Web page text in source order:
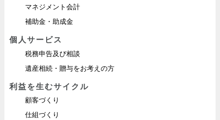
マネジメント会計
補助金・助成金
個人サービス
税務申告及び相談
遺産相続・贈与をお考えの方
利益を生むサイクル
顧客づくり
仕組づくり